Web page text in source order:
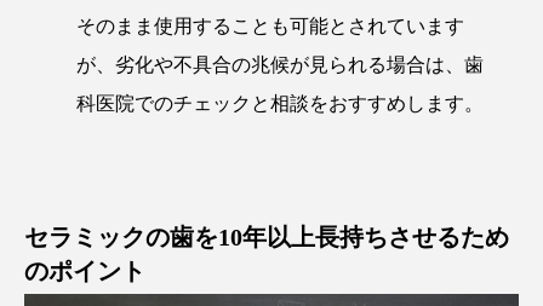
そのまま使用することも可能とされています
が、劣化や不具合の兆候が見られる場合は、歯
科医院でのチェックと相談をおすすめします。
セラミックの歯を10年以上長持ちさせるため
のポイント